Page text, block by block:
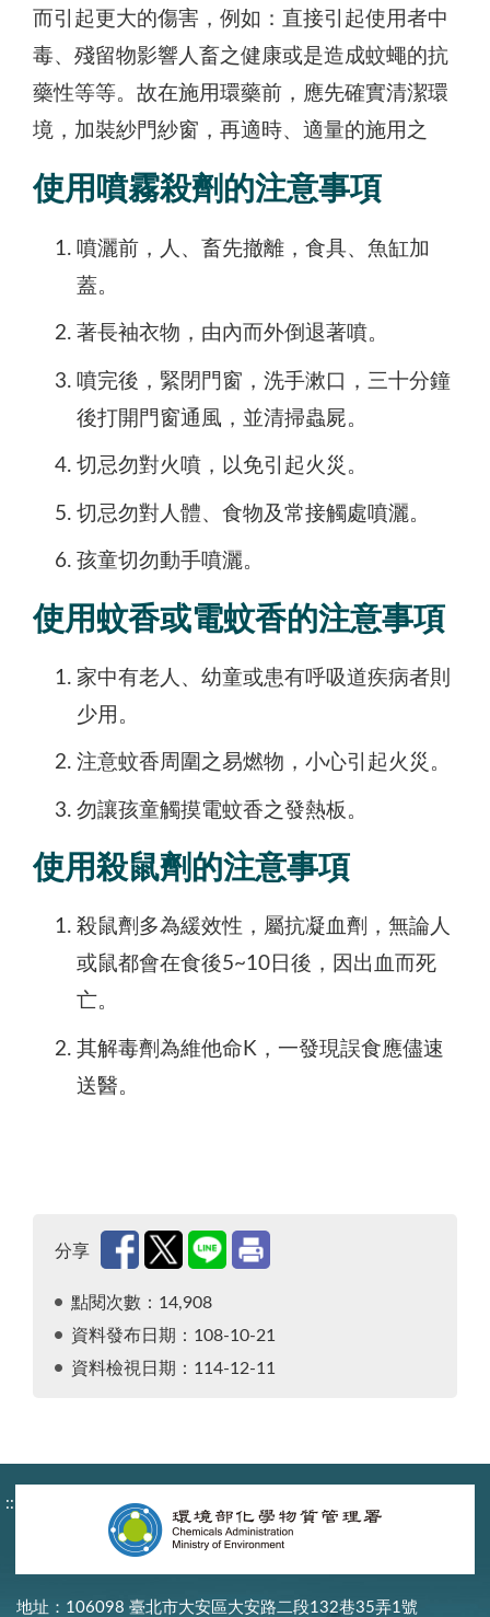
而引起更大的傷害，例如：直接引起使用者中
毒、殘留物影響人畜之健康或是造成蚊蠅的抗
藥性等等。故在施用環藥前，應先確實清潔環
境，加裝紗門紗窗，再適時、適量的施用之
使用噴霧殺劑的注意事項
噴灑前，人、畜先撤離，食具、魚缸加
蓋。
著長袖衣物，由內而外倒退著噴。
噴完後，緊閉門窗，洗手漱口，三十分鐘
後打開門窗通風，並清掃蟲屍。
切忌勿對火噴，以免引起火災。
切忌勿對人體、食物及常接觸處噴灑。
孩童切勿動手噴灑。
使用蚊香或電蚊香的注意事項
家中有老人、幼童或患有呼吸道疾病者則
少用。
注意蚊香周圍之易燃物，小心引起火災。
勿讓孩童觸摸電蚊香之發熱板。
使用殺鼠劑的注意事項
殺鼠劑多為緩效性，屬抗凝血劑，無論人
或鼠都會在食後5~10日後，因出血而死
亡。
其解毒劑為維他命K，一發現誤食應儘速
送醫。
分享
點閱次數：14,908
資料發布日期：108-10-21
資料檢視日期：114-12-11
:::
地址：106098 臺北市大安區大安路二段132巷35弄1號